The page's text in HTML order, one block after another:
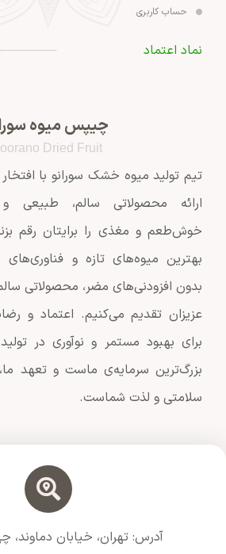
حساب کاربری
نماد اعتماد
چیپس میوه
Dried Fruit
تیم تولید میوه خشک سورانو با
ارائه محصولاتی سالم، طبیعی
خوش‌طعم و مغذی را برایتان رقم
بهترین میوه‌های تازه و
بدون افزودنی‌های مضر، محصولاتی
عزیزان تقدیم می‌کنیم. اعتماد و
برای بهبود مستمر و نوآوری در
بزرگ‌ترین سرمایه‌ی ماست و تعهد ما،
سلامتی و لذت شماست.
آدرس: تهران، خیابان دماوند،